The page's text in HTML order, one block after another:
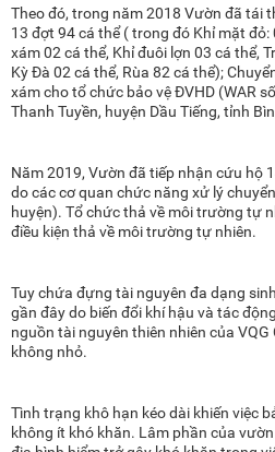
Theo đó, trong năm 2018 Vườn đã tái
13 đợt 94 cá thể ( trong đó Khỉ mặt đỏ:
xám 02 cá thể, Khỉ đuôi lợn 03 cá thể,
Kỳ Đà 02 cá thể, Rùa 82 cá thể);
xám cho tổ chức bảo vệ ĐVHD (WAR
Thanh Tuyền, huyện Dầu Tiếng, tỉnh
Năm 2019, Vườn đã tiếp nhận cứu hộ
do các cơ quan chức năng xử lý
huyện). Tổ chức thả về môi trường tự
điều kiện thả về môi trường tự nhiên.
Tuy chứa đựng tài nguyên đa dạng
gần đây do biến đổi khí hậu và tác
nguồn tài nguyên thiên nhiên của
không nhỏ.
Tình trạng khô hạn kéo dài khiến việc
không ít khó khăn. Lâm phần của